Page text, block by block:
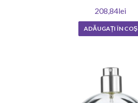
208,84lei
ADĂUGAȚI ÎN COŞ